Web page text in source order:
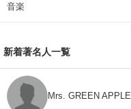
音楽
新着著名人一覧
Mrs. GREEN APPLE